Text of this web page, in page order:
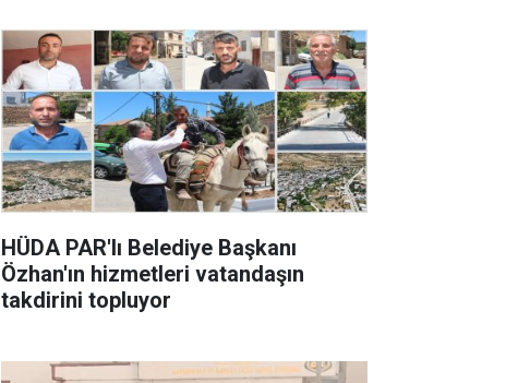
HÜDA PAR'lı Belediye Başkanı
Özhan'ın hizmetleri vatandaşın
takdirini topluyor